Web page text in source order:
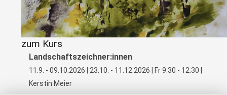
zum Kurs
Landschaftszeichner:innen
11.9. - 09.10.2026 | 23.10. - 11.12.2026 | Fr 9:30 - 12:30 |
Kerstin Meier